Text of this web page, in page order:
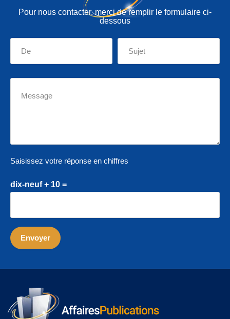
Pour nous contacter, merci de remplir le formulaire ci-
dessous
Saisissez votre réponse en chiffres
dix-neuf + 10 =